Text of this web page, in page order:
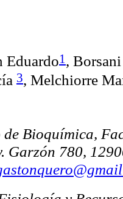
Eduardo1 ,
3, Melchiorre
Bioquímica,
Garzón 780,